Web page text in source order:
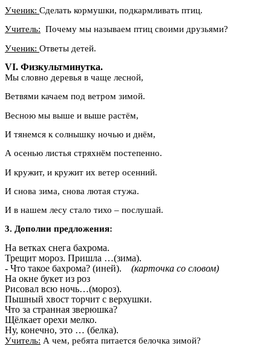
Ученик: Сделать кормушки, подкармливать птиц.
Учитель: Почему мы называем птиц своими друзьями?
Ученик: Ответы детей.
VI. Физкультминутка.
Мы словно деревья в чаще лесной,
Ветвями качаем под ветром зимой.
Весною мы выше и выше растём,
И тянемся к солнышку ночью и днём,
А осенью листья стряхнём постепенно.
И кружит, и кружит их ветер осенний.
И снова зима, снова лютая стужа.
И в нашем лесу стало тихо – послушай.
3. Дополни предложения:
На ветках снега бахрома.
Трещит мороз. Пришла …(зима).
- Что такое бахрома? (иней). (карточка со словом)
На окне букет из роз
Рисовал всю ночь…(мороз).
Пышный хвост торчит с верхушки.
Что за странная зверюшка?
Щёлкает орехи мелко.
Ну, конечно, это … (белка).
Учитель: А чем, ребята питается белочка зимой?